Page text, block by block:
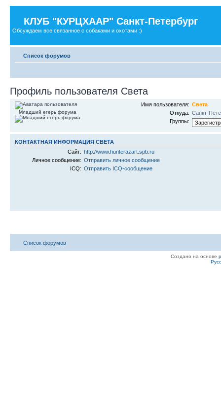
КЛУБ "КУРЦХААР" Санкт-Петербург
Обсуждаем все связанное с собаками и охотами :)
Список форумов
Профиль пользователя Света
Младший егерь форума
Имя пользователя: Света
Откуда: Санкт-
Группы:
КОНТАКТНАЯ ИНФОРМАЦИЯ СВЕТА
Сайт: http://www.hunterazart.spb.ru
Личное сообщение: Отправить личное сообщение
ICQ: Отправить ICQ-сообщение
Список форумов
Создано на основе